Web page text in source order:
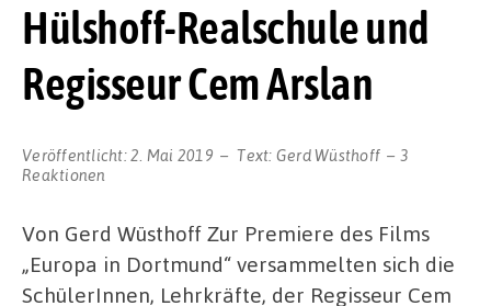
Hülshoff-Realschule und
Regisseur Cem Arslan
Veröffentlicht:2. Mai 2019 Text: Gerd Wüsthoff
3
Reaktionen
Von Gerd Wüsthoff Zur Premiere des Films
„Europa in Dortmund“ versammelten sich die
SchülerInnen, Lehrkräfte, der Regisseur Cem